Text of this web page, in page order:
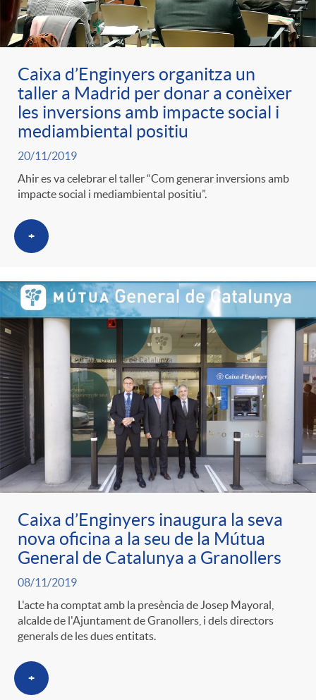
r
a
S
a
l
d
e
p
r
e
n
s
a
ó
p
e
r
c
a
t
e
g
o
r
i
e
s
t
e
n
i
d
o
A
n
c
l
a
F
i
l
t
l
i
c
a
d
o
r
d
e
c
o
n
t
i
n
Caixa d’Enginyers organitza un
taller a Madrid per donar a conèixer
les inversions amb impacte social i
mediambiental positiu
20/11/2019
Ahir es va celebrar el taller “Com generar inversions amb
impacte social i mediambiental positiu”.
+
Caixa d’Enginyers inaugura la seva
nova oficina a la seu de la Mútua
General de Catalunya a Granollers
08/11/2019
L'acte ha comptat amb la presència de Josep Mayoral,
alcalde de l'Ajuntament de Granollers, i dels directors
generals de les dues entitats.
+